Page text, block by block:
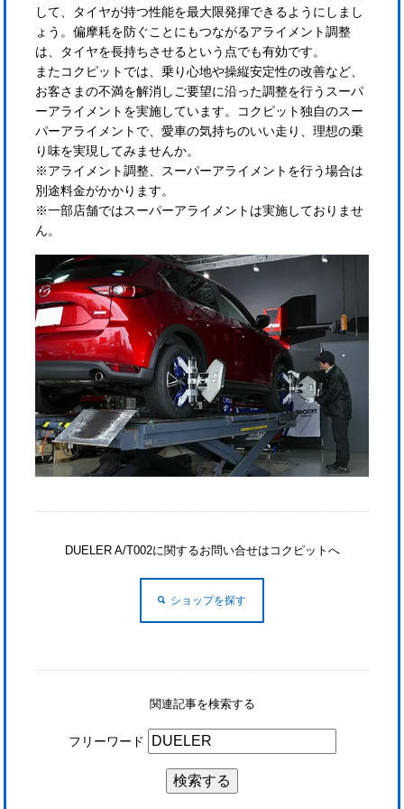
して、タイヤが持つ性能を最大限発揮できるようにしまし
ょう。偏摩耗を防ぐことにもつながるアライメント調整
は、タイヤを長持ちさせるという点でも有効です。
またコクピットでは、乗り心地や操縦安定性の改善など、
お客さまの不満を解消しご要望に沿った調整を行うスーパ
ーアライメントを実施しています。コクピット独自のスー
パーアライメントで、愛車の気持ちのいい走り、理想の乗
り味を実現してみませんか。
※アライメント調整、スーパーアライメントを行う場合は
別途料金がかかります。
※一部店舗ではスーパーアライメントは実施しておりませ
ん。
DUELER A/T002に関するお問い合せはコクピットへ
ショップを探す
関連記事を検索する
フリーワード